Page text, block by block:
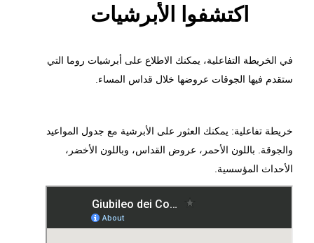
اكتشفوا الأبرشيات
في الخريطة التفاعلية، يمكنك الاطلاع على أبرشيات روما التي
ستقدم فيها الجوقات عروضها خلال قداس المساء.
خريطة تفاعلية: يمكنك العثور على الأبرشية مع جدول المواعيد
والجوقة. باللون الأحمر، عروض القداس، وباللون الأخضر،
الأحداث المؤسسية.